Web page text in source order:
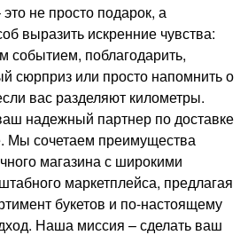
не просто подарок, а
выразить искренние чувства:
событием, поблагодарить,
сюрприз или просто напомнить о
вас разделяют километры.
надежный партнер по доставке
Мы сочетаем преимущества
магазина с широкими
маркетплейса, предлагая
букетов и по-настоящему
Наша миссия – сделать ваш